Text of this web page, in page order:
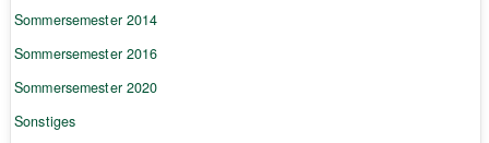
Sommersemester 2014
Sommersemester 2016
Sommersemester 2020
Sonstiges